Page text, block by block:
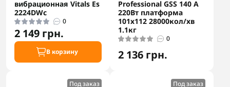
вибрационная Vitals Es
2224DWc
0
2 149 грн.
В корзину
Professional GSS 140 A
220Вт платформа
101х112 28000кол/хв
1.1кг
0
2 136 грн.
Под заказ Под заказ